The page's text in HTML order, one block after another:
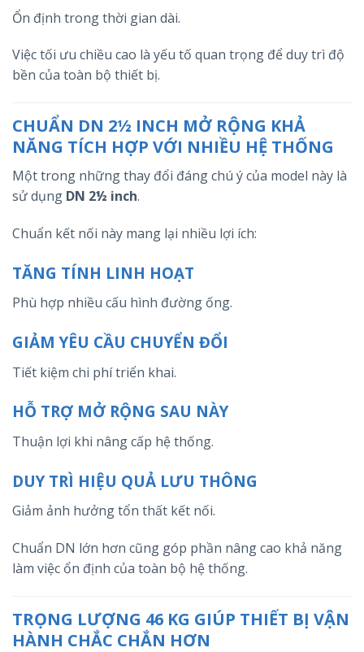
Ổn định trong thời gian dài.
Việc tối ưu chiều cao là yếu tố quan trọng để duy trì độ
bền của toàn bộ thiết bị.
CHUẨN DN 2½ INCH MỞ RỘNG KHẢ
NĂNG TÍCH HỢP VỚI NHIỀU HỆ THỐNG
Một trong những thay đổi đáng chú ý của model này là
sử dụng DN 2½ inch.
Chuẩn kết nối này mang lại nhiều lợi ích:
TĂNG TÍNH LINH HOẠT
Phù hợp nhiều cấu hình đường ống.
GIẢM YÊU CẦU CHUYỂN ĐỔI
Tiết kiệm chi phí triển khai.
HỖ TRỢ MỞ RỘNG SAU NÀY
Thuận lợi khi nâng cấp hệ thống.
DUY TRÌ HIỆU QUẢ LƯU THÔNG
Giảm ảnh hưởng tổn thất kết nối.
Chuẩn DN lớn hơn cũng góp phần nâng cao khả năng
làm việc ổn định của toàn bộ hệ thống.
TRỌNG LƯỢNG 46 KG GIÚP THIẾT BỊ VẬN
HÀNH CHẮC CHẮN HƠN